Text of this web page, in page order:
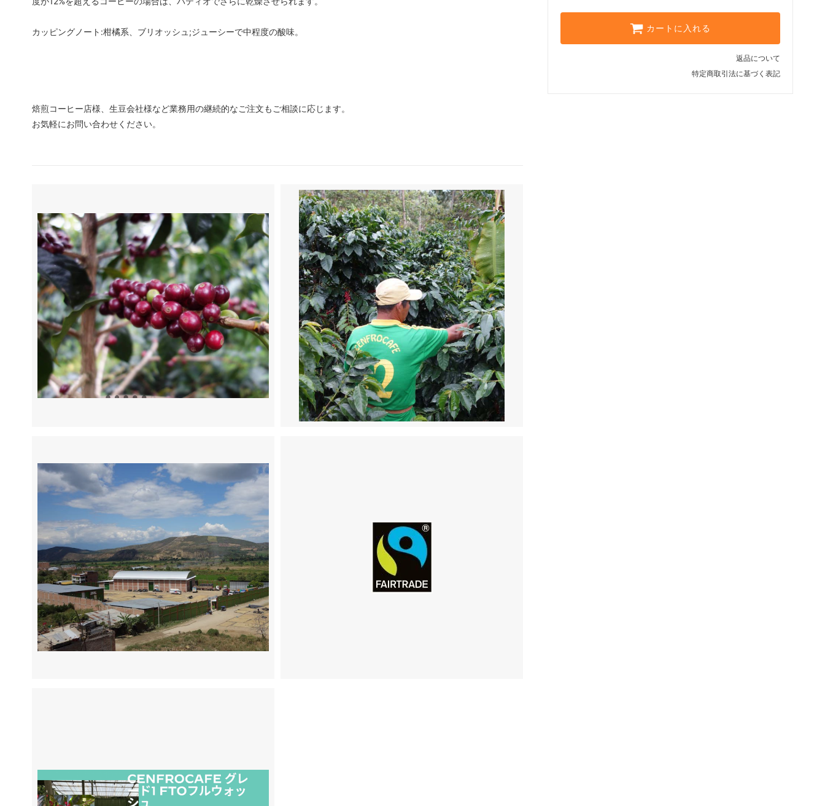
カートに入れる
返品について
特定商取引法に基づく表記
カッピングノート:柑橘系、ブリオッシュ;ジューシーで中程度の酸味。
焙煎コーヒー店様、生豆会社様など業務用の継続的なご注文もご相談に応じます。
お気軽にお問い合わせください。